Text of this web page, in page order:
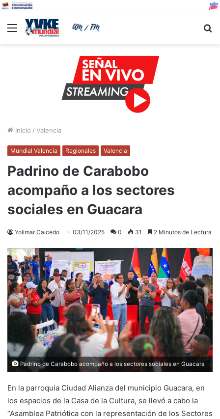
Menu
Inicio / Valencia
Mundial Valencia Regionales Valencia
Padrino de Carabobo
acompaño a los sectores
sociales en Guacara
Yolimar Caicedo 03/11/2025 0 31 2 Minutos de Lectura
Padrino de Carabobo acompaño a los sectores sociales en Guacara
En la parroquia Ciudad Alianza del municipio Guacara, en
los espacios de la Casa de la Cultura, se llevó a cabo la
“Asamblea Patriótica con la representación de los Sectores